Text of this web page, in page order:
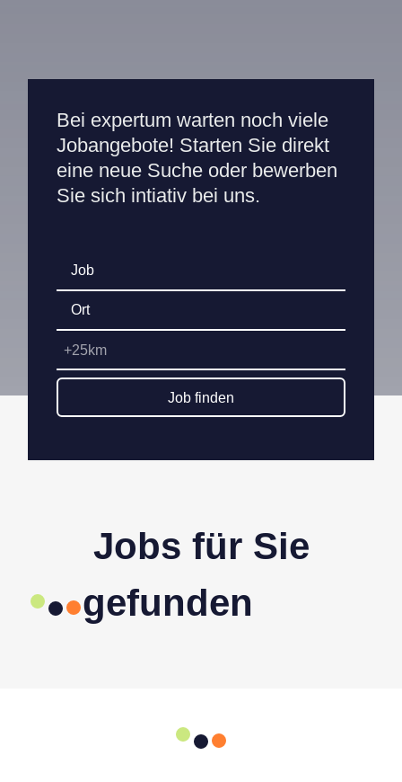
Bei expertum warten noch viele
Jobangebote! Starten Sie direkt
eine neue Suche oder bewerben
Sie sich intiativ bei uns.
+25km